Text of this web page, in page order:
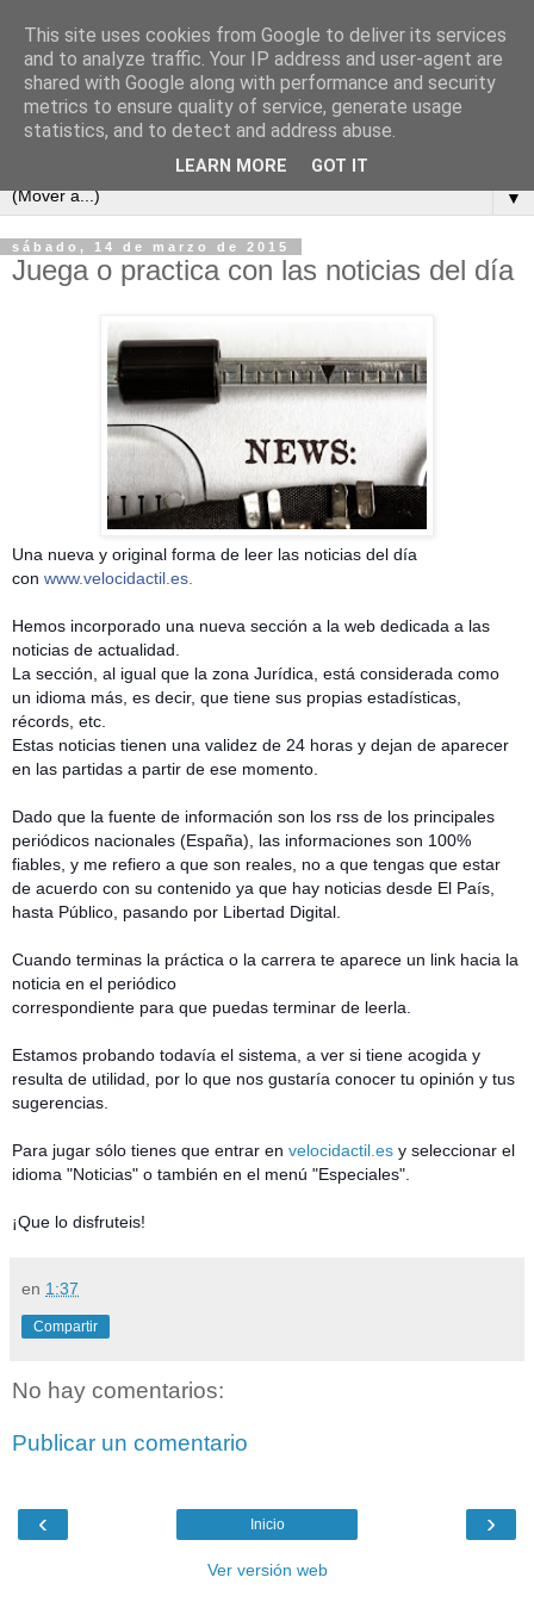
▼
sábado, 14 de marzo de 2015
Juega o practica con las noticias del día
Una nueva y original forma de leer las noticias del día
con www.velocidactil.es.
Hemos incorporado una nueva sección a la web dedicada a las
noticias de actualidad.
La sección, al igual que la zona Jurídica, está considerada como
un idioma más, es decir, que tiene sus propias estadísticas,
récords, etc.
Estas noticias tienen una validez de 24 horas y dejan de aparecer
en las partidas a partir de ese momento.
Dado que la fuente de información son los rss de los principales
periódicos nacionales (España), las informaciones son 100%
fiables, y me refiero a que son reales, no a que tengas que estar
de acuerdo con su contenido ya que hay noticias desde El País,
hasta Público, pasando por Libertad Digital.
Cuando terminas la práctica o la carrera te aparece un link hacia la
noticia en el periódico
correspondiente para que puedas terminar de leerla.
Estamos probando todavía el sistema, a ver si tiene acogida y
resulta de utilidad, por lo que nos gustaría conocer tu opinión y tus
sugerencias.
Para jugar sólo tienes que entrar en velocidactil.es y seleccionar el
idioma "Noticias" o también en el menú "Especiales".
¡Que lo disfruteis!
en 1:37
Compartir
No hay comentarios:
Publicar un comentario
‹ ›
Inicio
Ver versión web
This site uses cookies from Google to deliver its services
and to analyze traffic. Your IP address and user-agent are
shared with Google along with performance and security
metrics to ensure quality of service, generate usage
statistics, and to detect and address abuse.
LEARN MORE GOT IT